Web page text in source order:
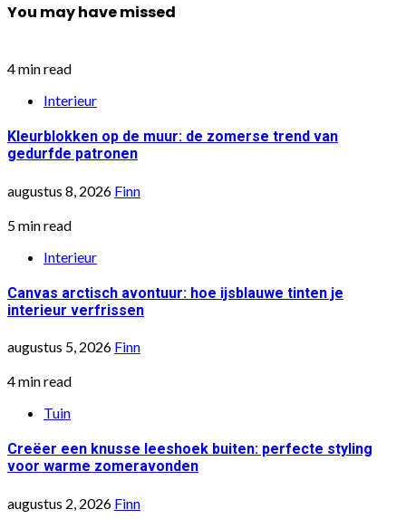
You may have missed
4 min read
Interieur
Kleurblokken op de muur: de zomerse trend van
gedurfde patronen
augustus 8, 2026 Finn
5 min read
Interieur
Canvas arctisch avontuur: hoe ijsblauwe tinten je
interieur verfrissen
augustus 5, 2026 Finn
4 min read
Tuin
Creëer een knusse leeshoek buiten: perfecte styling
voor warme zomeravonden
augustus 2, 2026 Finn